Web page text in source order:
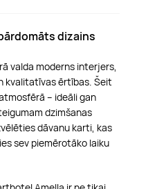
dizains
valda moderns interjers,
kvalitatīvas ērtības. Šeit
– ideāli gan
dzimšanas
dāvanu karti, kas
sev piemērotāko laiku